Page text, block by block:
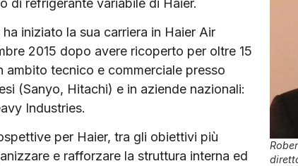
iniziato la sua carriera in Haier Air
2015 dopo avere ricoperto per oltre 15
ambito tecnico e commerciale presso
(Sanyo, Hitachi) e in aziende nazionali:
Industries.
per Haier, tra gli obiettivi più
e rafforzare la struttura interna ed